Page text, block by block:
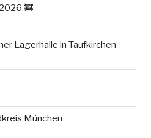
🚒
Lagerhalle in Taufkirchen
München